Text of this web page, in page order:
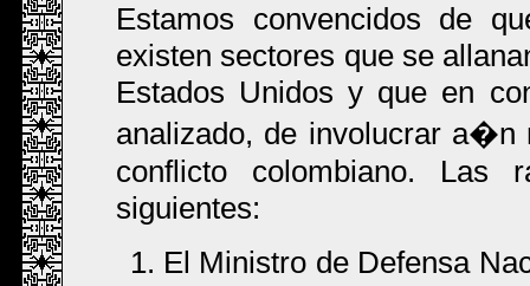
Estamos convencidos de
existen sectores que se
Estados Unidos y que en
analizado, de involucrar
conflicto colombiano. Las
siguientes:
El Ministro de Defensa